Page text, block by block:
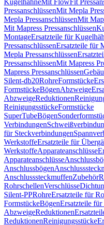
KugelhähneMit FlowFit
PressanschlüssenMit Mepla
Mepla PressanschlüssenMit
Mit Mapress Pressanschlüssen
MontageErsatzteile für
PressanschlüssenErsatzteile für
Mepla Pressanschlüssen
PressanschlüssenMit Mapress
Mapress Pressanschlüssen
Silent-db20RohreFormstücke
FormstückeBögenAbzweige
AbzweigeReduktionen
ReinigungsstückeFormstücke
SuperTubeBögen
Verbindungen
für Steckverbindungen
WerkstoffeErsatzteile für
WerkstoffeApparateanschlüsse
Apparateanschlüsse
Anschlussbögen
AnschlusssteckmuffenZubehör
RohrschellenVerschlüsse
Silent-PPRohreErsatzteile für
FormstückeBögenErsatzteile für
AbzweigeReduktionen
ReduktionenReinigungsstücke